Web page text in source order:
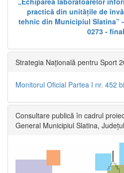
practică din unitățile de
tehnic din Municipiul Slatina” -
0273 -
Strategia Națională pentru Sport
Monitorul Oficial Partea I nr. 452
Consultare publică în cadrul
General Municipiul Slatina,